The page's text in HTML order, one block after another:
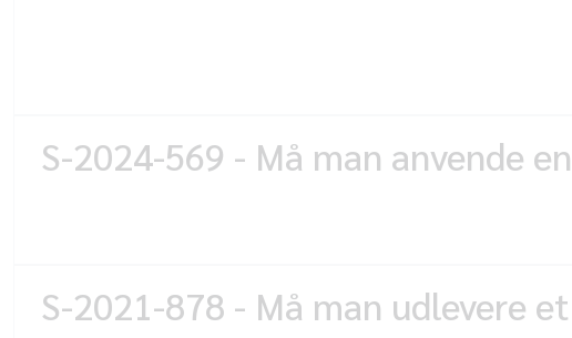
S-2024-569 - Må man anvende
S-2021-878 - Må man udlevere